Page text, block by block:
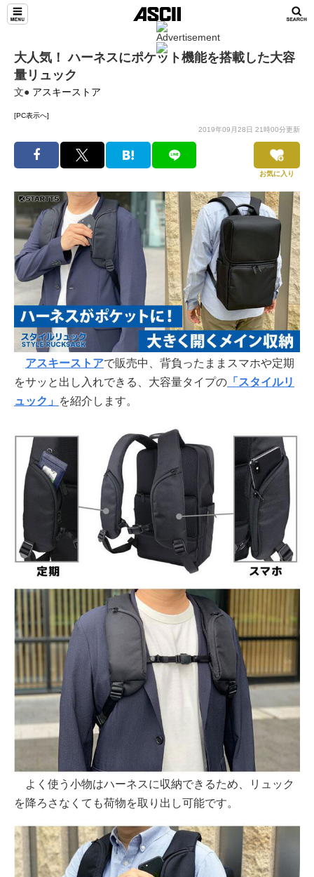
大人気！ ハーネスにポケット機能を搭載した大容
量リュック
文● アスキーストア
[PC表示へ]
2019年09月28日 21時00分更新
お気に入り
アスキーストアで販売中、背負ったままスマホや定期
をサッと出し入れできる、大容量タイプの 「スタイルリ
ュック」
を紹介します。
よく使う小物はハーネスに収納できるため、リュック
を降ろさなくても荷物を取り出し可能です。